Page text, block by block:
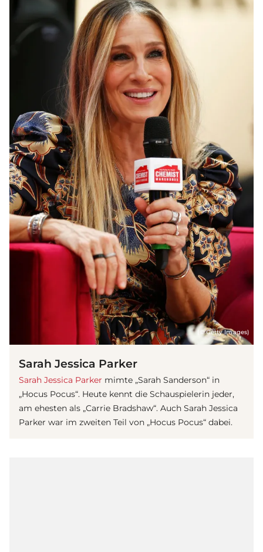
(© Getty Images)
Sarah Jessica Parker
Sarah Jessica Parker mimte „Sarah Sanderson“ in
„Hocus Pocus“. Heute kennt die Schauspielerin jeder,
am ehesten als „Carrie Bradshaw“. Auch Sarah Jessica
Parker war im zweiten Teil von „Hocus Pocus“ dabei.